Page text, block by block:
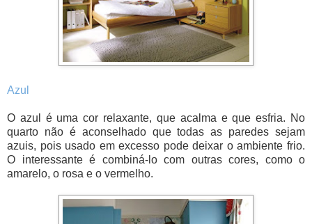
Azul
O azul é uma cor relaxante, que acalma e que esfria. No
quarto não é aconselhado que todas as paredes sejam
azuis, pois usado em excesso pode deixar o ambiente frio.
O interessante é combiná-lo com outras cores, como o
amarelo, o rosa e o vermelho.